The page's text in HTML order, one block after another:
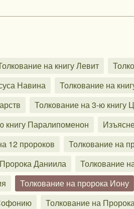
на книгу Левит
Навина Толкование на
Толкование на 3-ю книгу
книгу Паралипоменон
12 пророков Толкование на
Даниила Толкование
Толкование на пророка Иону
Толкование на